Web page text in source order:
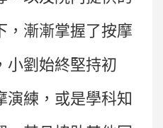
，漸漸掌握了按摩
小劉始終堅持初
演練，或是學科知